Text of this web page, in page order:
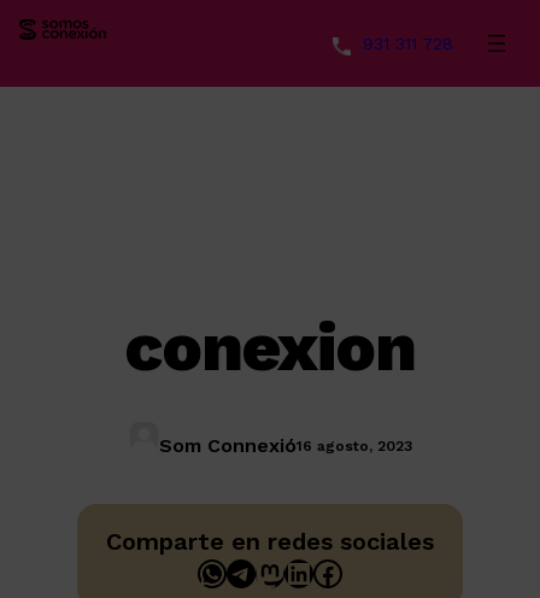
931 311 728
conexion
Som Connexió16 agosto, 2023
Comparte en redes sociales
WhatsApp
Telegram
Mastodon
LinkedIn
Facebook